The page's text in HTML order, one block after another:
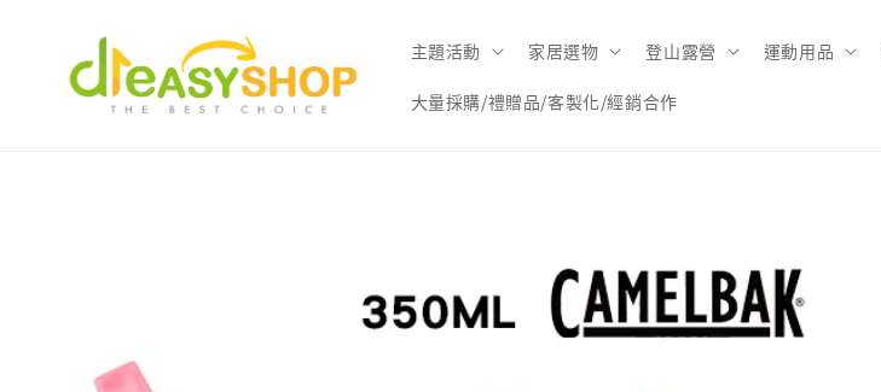
主題活動 家居選物 登山露營 運動用品
大量採購/禮贈品/客製化/經銷合作